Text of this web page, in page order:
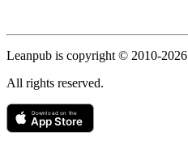
Copyright
Leanpub is copyright © 2010-2026
All rights reserved.